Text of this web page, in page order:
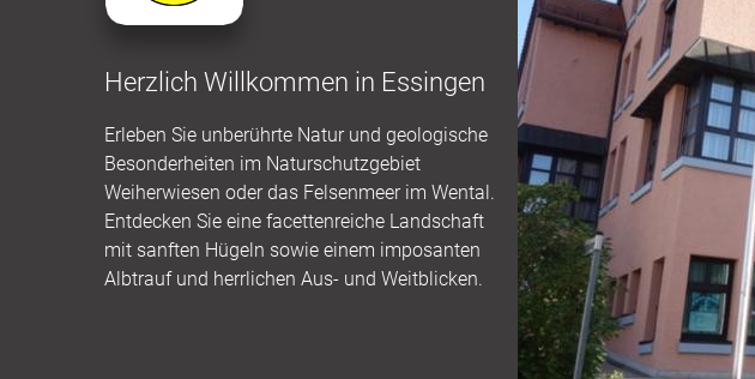
Herzlich Willkommen in Essingen
Erleben Sie unberührte Natur und geologische
Besonderheiten im Naturschutzgebiet
Weiherwiesen oder das Felsenmeer im Wental.
Entdecken Sie eine facettenreiche Landschaft
mit sanften Hügeln sowie einem imposanten
Albtrauf und herrlichen Aus- und Weitblicken.